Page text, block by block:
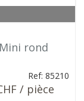
rond
Ref: 85210
/ pièce